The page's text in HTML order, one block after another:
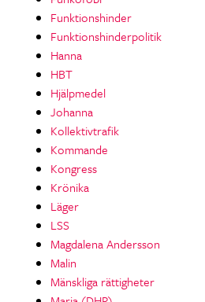
Funktionshinder
Funktionshinderpolitik
Hanna
HBT
Hjälpmedel
Johanna
Kollektivtrafik
Kommande
Kongress
Krönika
Läger
LSS
Magdalena Andersson
Malin
Mänskliga rättigheter